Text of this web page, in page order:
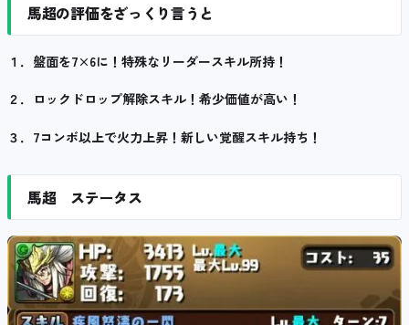
馬超の評価をざっくり言うと
１．盤面を7×6に！特殊なリーダースキル所持！
２．ロックドロップ解除スキル！希少価値が高い！
３．7コンボ以上で火力上昇！新しい覚醒スキル持ち！
馬超 ステータス